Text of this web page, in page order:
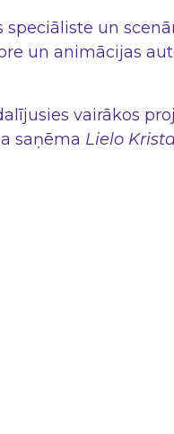
speciāliste un
un animācijas
vairākos
saņēma Lielo